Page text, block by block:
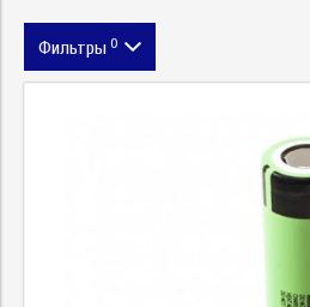
Фильтры 0